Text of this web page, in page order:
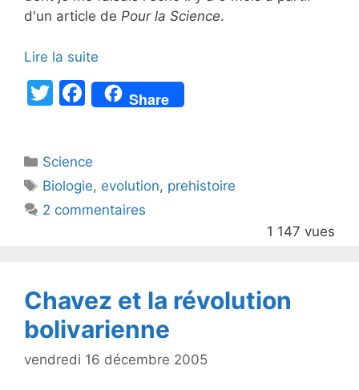
d'un article de Pour la Science.
Lire la suite
T
er
F
a
e
b
o
Share
Catégories
Science
Étiquettes
Biologie, evolution, prehistoire
2 commentaires
1 147 vues
Chavez et la révolution
bolivarienne
vendredi 16 décembre 2005